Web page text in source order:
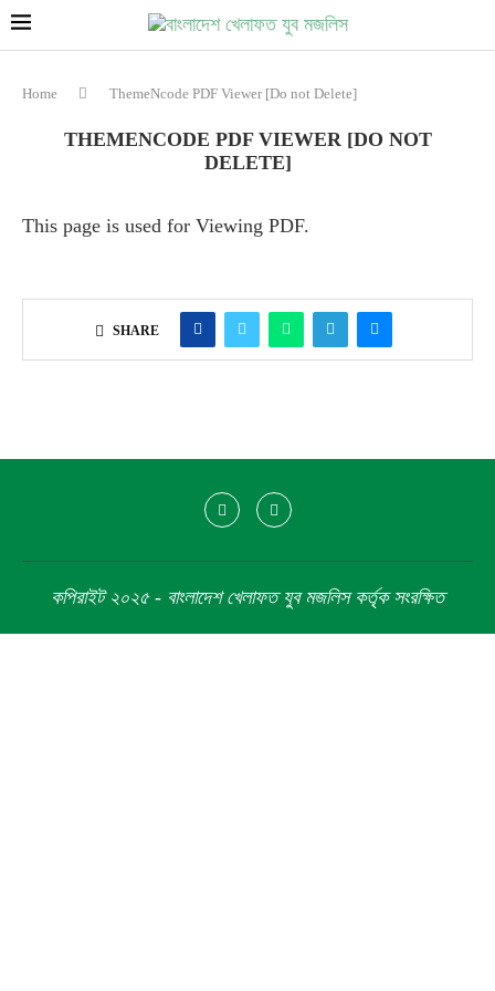
Home ThemeNcode PDF Viewer [Do not Delete]
THEMENCODE PDF VIEWER [DO NOT
DELETE]
This page is used for Viewing PDF.
SHARE
কপিরাইট ২০২৫ - বাংলাদেশ খেলাফত যুব মজলিস কর্তৃক সংরক্ষিত